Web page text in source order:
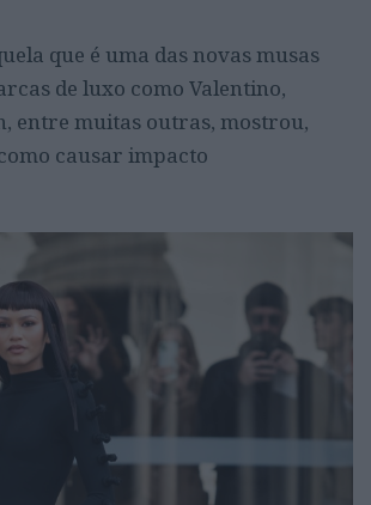
que é uma das novas musas
de luxo como Valentino,
entre muitas outras, mostrou,
causar impacto